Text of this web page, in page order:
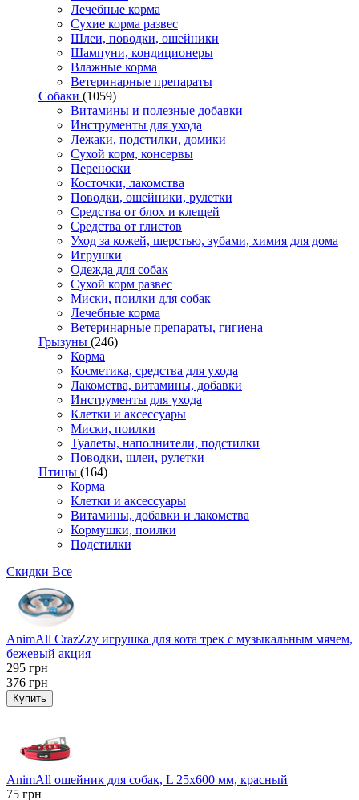
Лечебные корма
Сухие корма развес
Шлеи, поводки, ошейники
Шампуни, кондиционеры
Влажные корма
Ветеринарные препараты
Собаки (1059)
Витамины и полезные добавки
Инструменты для ухода
Лежаки, подстилки, домики
Сухой корм, консервы
Переноски
Косточки, лакомства
Поводки, ошейники, рулетки
Средства от блох и клещей
Средства от глистов
Уход за кожей, шерстью, зубами, химия для дома
Игрушки
Одежда для собак
Сухой корм развес
Миски, поилки для собак
Лечебные корма
Ветеринарные препараты, гигиена
Грызуны (246)
Корма
Косметика, средства для ухода
Лакомства, витамины, добавки
Инструменты для ухода
Клетки и аксессуары
Миски, поилки
Туалеты, наполнители, подстилки
Поводки, шлеи, рулетки
Птицы (164)
Корма
Клетки и аксессуары
Витамины, добавки и лакомства
Кормушки, поилки
Подстилки
Скидки Все
AnimAll CrazZzy игрушка для кота трек с музыкальным мячем,
бежевый акция
295 грн
376 грн
Купить
AnimAll ошейник для собак, L 25x600 мм, красный
75 грн